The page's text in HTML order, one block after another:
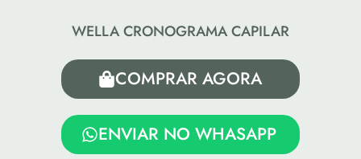
WELLA CRONOGRAMA CAPILAR
COMPRAR AGORA
ENVIAR NO WHASAPP